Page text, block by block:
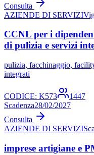
Consulta
AZIENDE DI SERVIZI
CCNL per i
di pulizia e servizi
pulizia, facchinaggio,
integrati
CODICE: K573
1447
Scadenza28/02/2027
Consulta
AZIENDE DI SERVIZI
imprese artigiane e